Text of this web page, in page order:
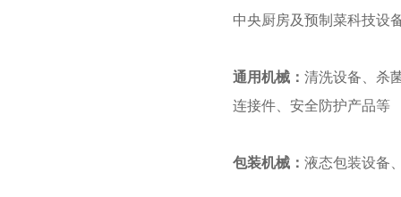
中央厨房及预制菜科技设
通用机械： 清洗设备、杀
连接件、安全防护产品等
包装机械： 液态包装设备